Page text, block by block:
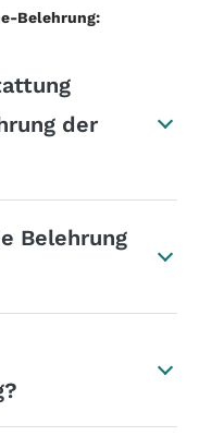
Belehrung:
der
Belehrung